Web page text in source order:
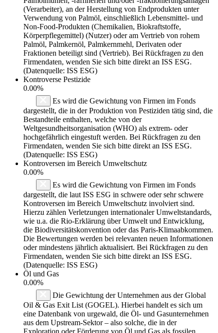
(Verarbeiter), an der Herstellung von Endprodukten unter
Verwendung von Palmöl, einschließlich Lebensmittel- und
Non-Food-Produkten (Chemikalien, Biokraftstoffe,
Körperpflegemittel) (Nutzer) oder am Vertrieb von rohem
Palmöl, Palmkernöl, Palmkernmehl, Derivaten oder
Fraktionen beteiligt sind (Vertrieb). Bei Rückfragen zu den
Firmendaten, wenden Sie sich bitte direkt an ISS ESG.
(Datenquelle: ISS ESG)
Kontroverse Pestizide
0.00%
Es wird die Gewichtung von Firmen im Fonds
dargestellt, die in der Produktion von Pestiziden tätig sind, die
Bestandteile enthalten, welche von der
Weltgesundheitsorganisation (WHO) als extrem- oder
hochgefährlich eingestuft werden. Bei Rückfragen zu den
Firmendaten, wenden Sie sich bitte direkt an ISS ESG.
(Datenquelle: ISS ESG)
Kontroversen im Bereich Umweltschutz
0.00%
Es wird die Gewichtung von Firmen im Fonds
dargestellt, die laut ISS ESG in schwere oder sehr schwere
Kontroversen im Bereich Umweltschutz involviert sind.
Hierzu zählen Verletzungen internationaler Umweltstandards,
wie u.a. die Rio-Erklärung über Umwelt und Entwicklung,
die Biodiversitätskonvention oder das Paris-Klimaabkommen.
Die Bewertungen werden bei relevanten neuen Informationen
oder mindestens jährlich aktualisiert. Bei Rückfragen zu den
Firmendaten, wenden Sie sich bitte direkt an ISS ESG.
(Datenquelle: ISS ESG)
Öl und Gas
0.00%
Die Gewichtung der Unternehmen aus der Global
Oil & Gas Exit List (GOGEL). Hierbei handelt es sich um
eine Datenbank von urgewald, die Öl- und Gasunternehmen
aus dem Upstream-Sektor – also solche, die in der
Exploration oder Förderung von Öl und Gas als fossilen